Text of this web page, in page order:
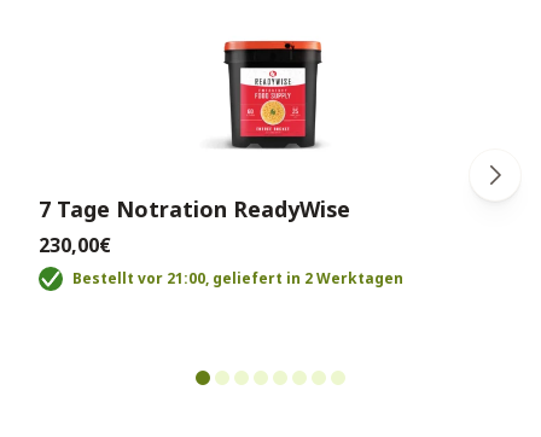
7 Tage Notration ReadyWise
230,00€
Bestellt vor 21:00, geliefert in 2 Werktagen